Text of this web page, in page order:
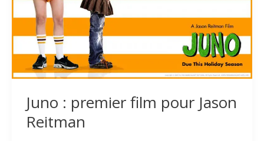
Juno : premier film pour Jason
Reitman